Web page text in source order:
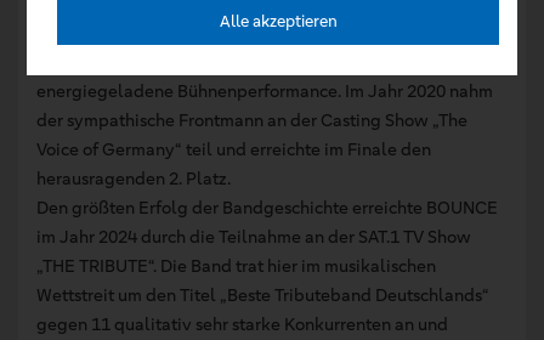
Sänger Oliver Henrich überzeugt das Publikum, neben
energiegeladene Bühnenperformance. Im Jahr 2020 nahm
der sympathische Frontmann an der Casting Show „The
Voice of Germany“ teil und erreichte im Finale den
herausragenden 2. Platz.
Den größten Erfolg der Bandgeschichte erreichte BOUNCE
im Jahr 2024 durch die Teilnahme an der SAT.1 TV Show
„THE TRIBUTE“. Die Band trat hier im musikalischen
Wettstreit um den Titel „Beste Tributeband Deutschlands“
gegen 11 qualitativ sehr starke Konkurrenten an und
Alle akzeptieren